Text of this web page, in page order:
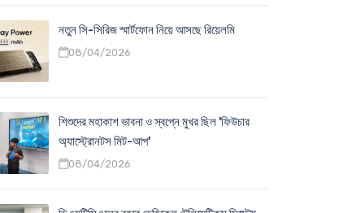
নতুন সি-সিরিজ স্মার্টফোন নিয়ে আসছে রিয়েলমি
08/04/2026
শিশুদের মহাকাশ ভাবনা ও স্বপ্নে মুখর ছিল 'ফিউচার
অ্যাস্ট্রোনটস মিট-আপ'
08/04/2026